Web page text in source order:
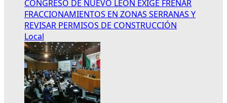
CONGRESO DE NUEVO LEÓN EXIGE FRENAR
FRACCIONAMIENTOS EN ZONAS SERRANAS Y
REVISAR PERMISOS DE CONSTRUCCIÓN
Local